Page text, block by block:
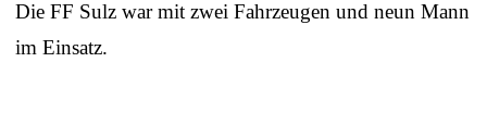
Die FF Sulz war mit zwei Fahrzeugen und neun Mann
im Einsatz.